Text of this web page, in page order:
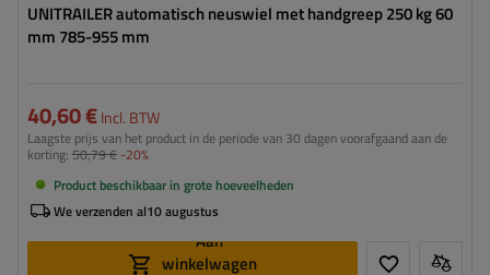
UNITRAILER automatisch neuswiel met handgreep 250 kg 60
mm 785-955 mm
40,60 €Incl. BTW
Laagste prijs van het product in de periode van 30 dagen voorafgaand aan de
korting: 50,79 € -20%
Product beschikbaar in grote hoeveelheden
We verzenden al10 augustus
Aan
winkelwagen